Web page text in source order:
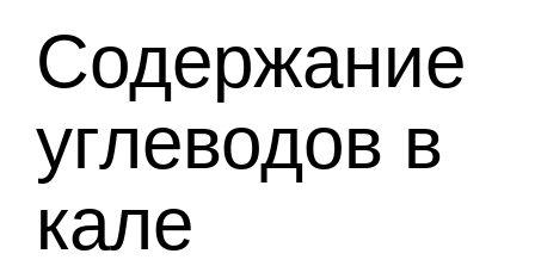
Содержание
углеводов в
кале